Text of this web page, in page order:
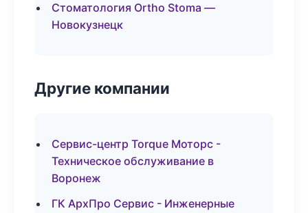
Стоматология Ortho Stoma —
Новокузнецк
Другие компании
Сервис-центр Torque Моторс -
Техническое обслуживание в
Воронеж
ГК АрхПро Сервис - Инженерные